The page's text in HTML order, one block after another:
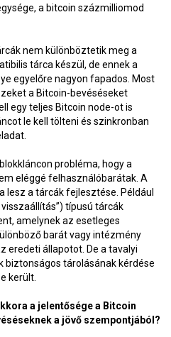
a bitcoin százmilliomod
nem különböztetik meg a
tárca készül, de ennek a
egyelőre nagyon fapados. Most
a Bitcoin-bevéséseket
egy teljes Bitcoin node-ot is
le kell tölteni és szinkronban
probléma, hogy a
eléggé felhasználóbarátak. A
lesz a tárcák fejlesztése. Például
visszaállítás”) típusú tárcák
amelynek az esetleges
barát vagy intézmény
eredeti állapotot. De a tavalyi
biztonságos tárolásának kérdése
került.
a jelentősége a Bitcoin
a jövő szempontjából?